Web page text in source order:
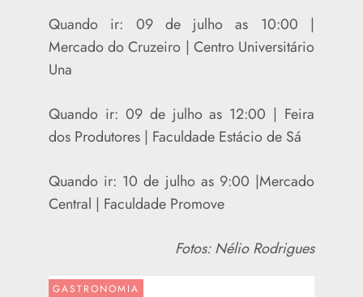
Quando ir: 09 de julho as 10:00 |
Mercado do Cruzeiro | Centro Universitário
Una
Quando ir: 09 de julho as 12:00 | Feira
dos Produtores | Faculdade Estácio de Sá
Quando ir: 10 de julho as 9:00 |Mercado
Central | Faculdade Promove
Fotos: Nélio Rodrigues
GASTRONOMIA